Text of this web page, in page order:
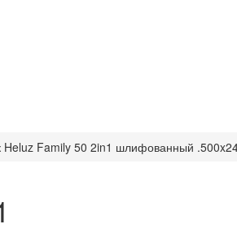
Heluz Family 50 2in1 шлифованный